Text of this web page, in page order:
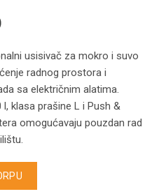
usisivač za mokro i suvo
radnog prostora i
sa električnim alatima.
klasa prašine L i Push &
omogućavaju pouzdan rad